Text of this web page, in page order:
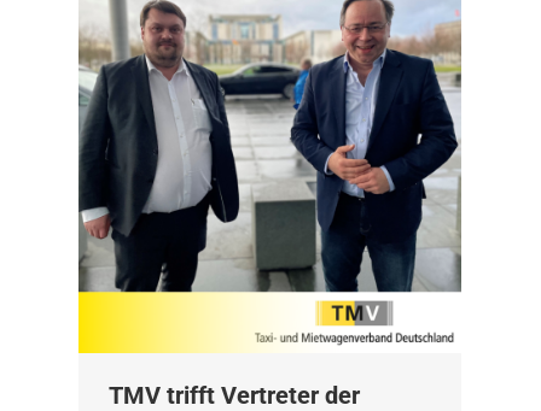
TMV trifft Vertreter der